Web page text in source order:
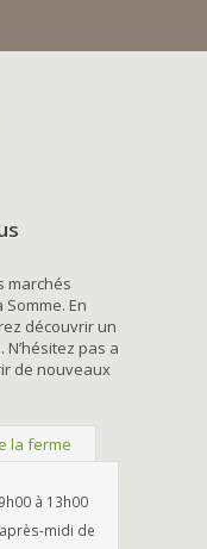
marchés
En
découvrir un
pas a
de nouveaux
la ferme
à 13h00
midi de